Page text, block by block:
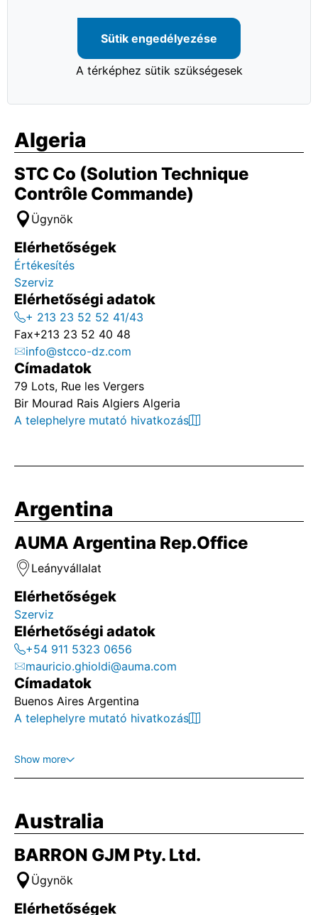
Sütik engedélyezése
A térképhez sütik szükségesek
Algeria
STC Co (Solution Technique
Contrôle Commande)
Ügynök
Elérhetőségek
Értékesítés
Szerviz
Elérhetőségi adatok
+ 213 23 52 52 41/43
Fax+213 23 52 40 48
info@stcco-dz.com
Címadatok
79 Lots, Rue les Vergers
Bir Mourad Rais Algiers Algeria
A telephelyre mutató hivatkozás
Argentina
AUMA Argentina Rep.Office
Leányvállalat
Elérhetőségek
Szerviz
Elérhetőségi adatok
+54 911 5323 0656
mauricio.ghioldi@auma.com
Címadatok
Buenos Aires Argentina
A telephelyre mutató hivatkozás
Show more
Australia
BARRON GJM Pty. Ltd.
Ügynök
Elérhetőségek